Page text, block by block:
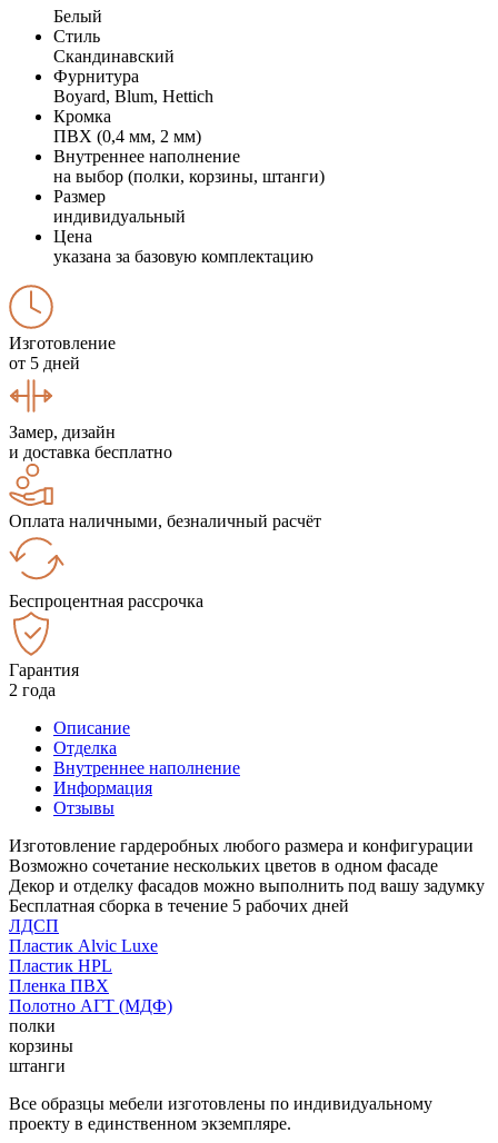
Белый
Стиль
Скандинавский
Фурнитура
Boyard, Blum, Hettich
Кромка
ПВХ (0,4 мм, 2 мм)
Внутреннее наполнение
на выбор (полки, корзины, штанги)
Размер
индивидуальный
Цена
указана за базовую комплектацию
Изготовление
от 5 дней
Замер, дизайн
и доставка бесплатно
Оплата наличными, безналичный расчёт
Беспроцентная рассрочка
Гарантия
2 года
Описание
Отделка
Внутреннее наполнение
Информация
Отзывы
Изготовление гардеробных любого размера и конфигурации
Возможно сочетание нескольких цветов в одном фасаде
Декор и отделку фасадов можно выполнить под вашу задумку
Бесплатная сборка в течение 5 рабочих дней
ЛДСП
Пластик Alvic Luxe
Пластик HPL
Пленка ПВХ
Полотно АГТ (МДФ)
полки
корзины
штанги
Все образцы мебели изготовлены по индивидуальному
проекту в единственном экземпляре.